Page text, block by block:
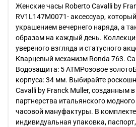
Женские часы Roberto Cavalli by
RV1L147M0071- аксессуар,
украшением вечернего наряда, а
образам на каждый день.
увереного взгляда и статусного
Кварцевый механизм Ronda 763.
Водозащита: 5 ATMРозовое
корпуса: 34 мм. Выбирайте
Cavalli by Franck Muller, созданным в
партнерства итальянского
часовой мануфактуры. В
индивидуальная упаковка,